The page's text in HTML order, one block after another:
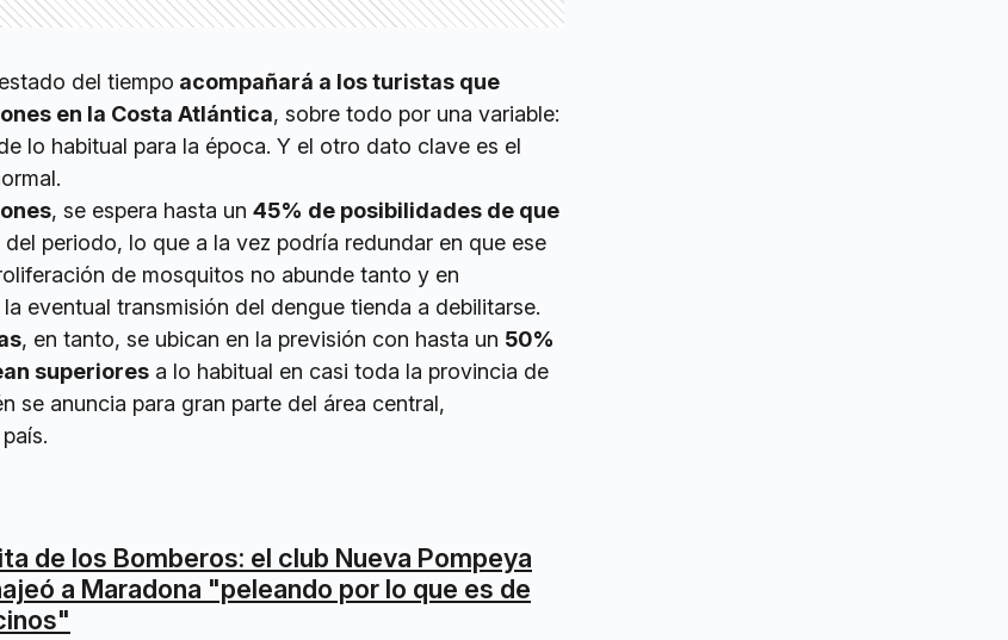
del tiempo acompañará a los turistas que
en la Costa Atlántica, sobre todo por una variable:
lo habitual para la época. Y el otro dato clave es el
, se espera hasta un 45% de posibilidades de que
periodo, lo que a la vez podría redundar en que ese
de mosquitos no abunde tanto y en
eventual transmisión del dengue tienda a debilitarse.
, en tanto, se ubican en la previsión con hasta un 50%
superiores a lo habitual en casi toda la provincia de
se anuncia para gran parte del área central,
de los Bomberos: el club Nueva Pompeya
a Maradona "peleando por lo que es de